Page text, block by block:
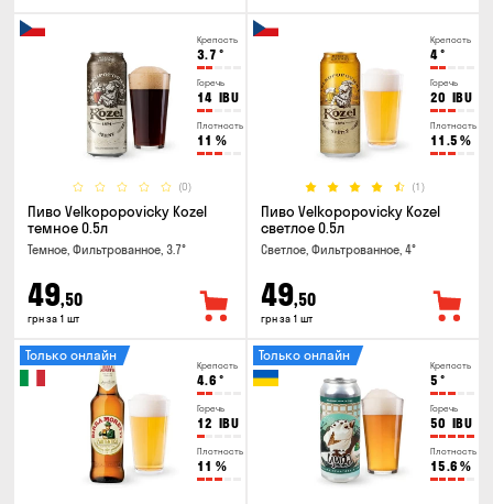
Крепость
3.7 °
Горечь
14 IBU
Плотность
11 %
(0)
Пиво Velkopopovicky Kozel
темное 0.5л
Темное, Фильтрованное, 3.7°
49,50
грн за 1 шт
Крепость
4°
Горечь
20 IBU
Плотность
11.5 %
(1)
Пиво Velkopopovicky Kozel
светлое 0.5л
Светлое, Фильтрованное, 4°
49,50
грн за 1 шт
Крепость
4.6 °
Горечь
12 IBU
Плотность
11 %
Только онлайн
Крепость
5 °
Горечь
50 IBU
Плотность
15.6 %
Только онлайн